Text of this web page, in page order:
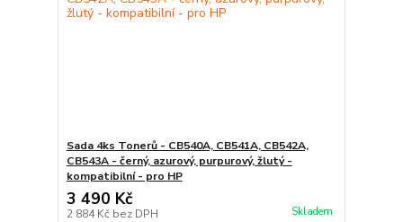
Sada 4ks Tonerů - CB540A, CB541A, CB542A,
CB543A - černý, azurový, purpurový, žlutý -
kompatibilní - pro HP
3 490 Kč
2 884 Kč bez DPH Skladem